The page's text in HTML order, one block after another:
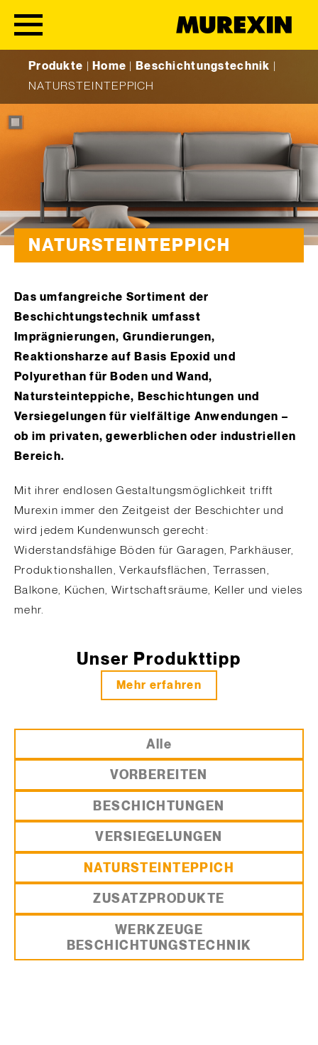
Produkte
Home Beschichtungstechnik
NATURSTEINTEPPICH
NATURSTEINTEPPICH
Das umfangreiche Sortiment der
Beschichtungstechnik umfasst
Imprägnierungen, Grundierungen,
Reaktionsharze auf Basis Epoxid und
Polyurethan für Boden und Wand,
Natursteinteppiche, Beschichtungen und
Versiegelungen für vielfältige Anwendungen –
ob im privaten, gewerblichen oder industriellen
Bereich.
Mit ihrer endlosen Gestaltungsmöglichkeit trifft
Murexin immer den Zeitgeist der Beschichter und
wird jedem Kundenwunsch gerecht:
Widerstandsfähige Böden für Garagen, Parkhäuser,
Produktionshallen, Verkaufsflächen, Terrassen,
Balkone, Küchen, Wirtschaftsräume, Keller und vieles
mehr.
Unser Produkttipp
Mehr erfahren
Alle
VORBEREITEN
BESCHICHTUNGEN
VERSIEGELUNGEN
NATURSTEINTEPPICH
ZUSATZPRODUKTE
WERKZEUGE
BESCHICHTUNGSTECHNIK